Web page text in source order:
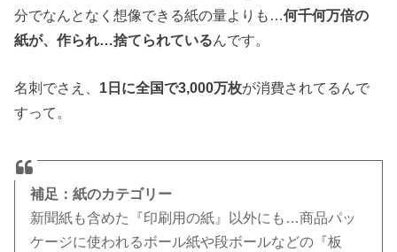
分でなんとなく想像できる紙の量よりも…何千何万倍の
紙が、作られ…捨てられているんです。
名刺でさえ、 1日に全国で3,000万枚が消費されてるんで
すって。
補足：紙のカテゴリー
新聞紙も含めた『印刷用の紙』以外にも…商品パッ
ケージに使われるボール紙や段ボールなどの『板